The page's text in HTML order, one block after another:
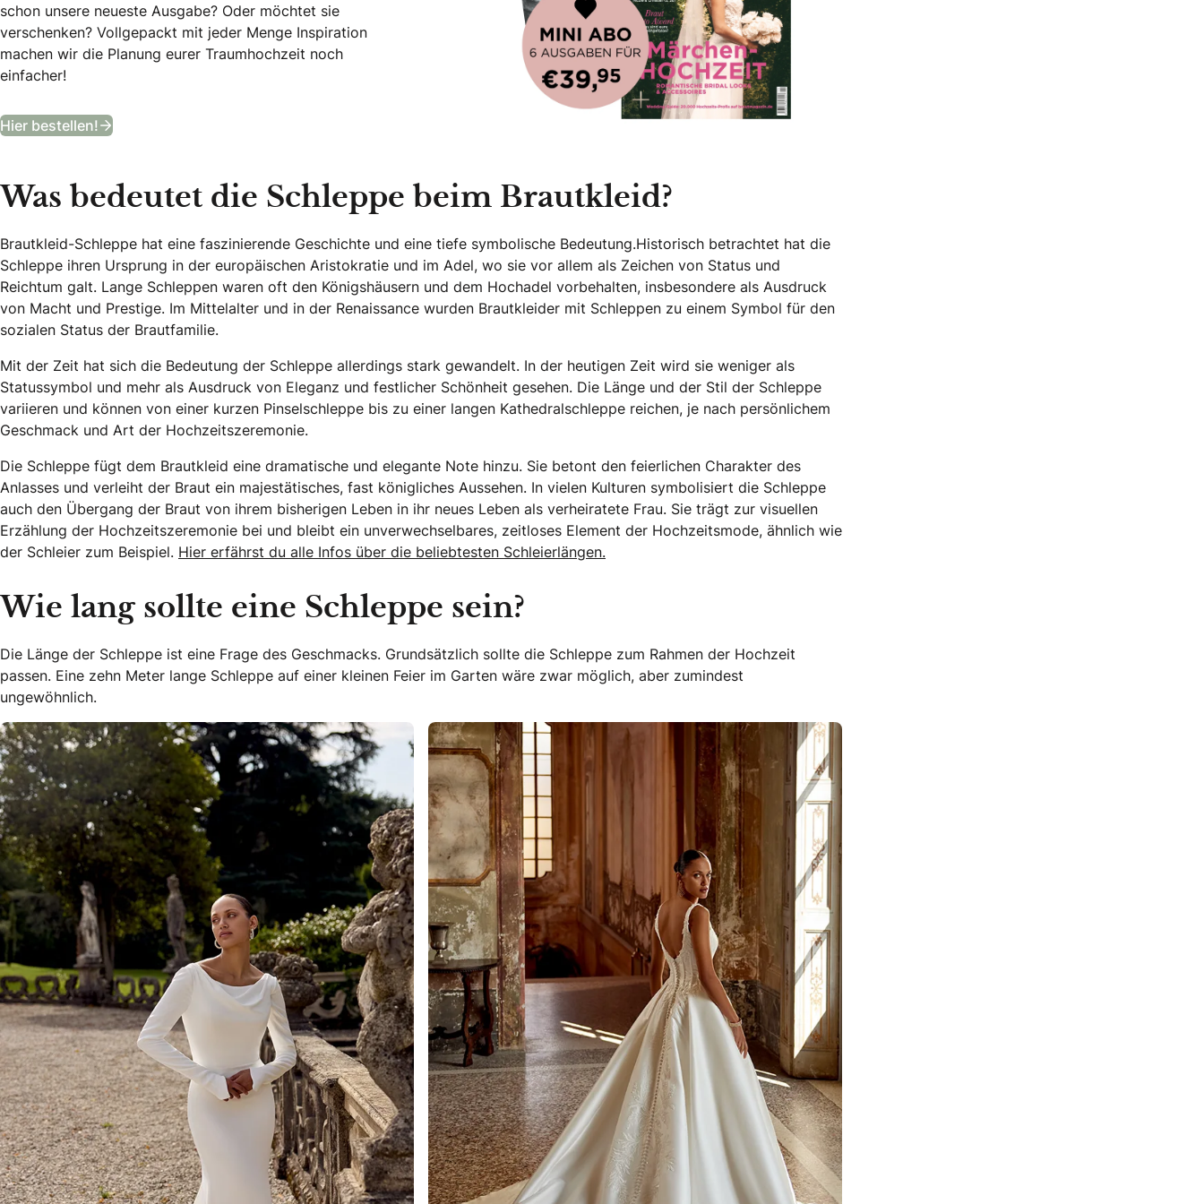
schon unsere neueste Ausgabe? Oder möchtet sie
verschenken? Vollgepackt mit jeder Menge Inspiration
machen wir die Planung eurer Traumhochzeit noch
einfacher!
Hier bestellen!
Was bedeutet die Schleppe beim Brautkleid?
Brautkleid-Schleppe hat eine faszinierende Geschichte und eine tiefe symbolische Bedeutung.Historisch betrachtet hat die
Schleppe ihren Ursprung in der europäischen Aristokratie und im Adel, wo sie vor allem als Zeichen von Status und
Reichtum galt. Lange Schleppen waren oft den Königshäusern und dem Hochadel vorbehalten, insbesondere als Ausdruck
von Macht und Prestige. Im Mittelalter und in der Renaissance wurden Brautkleider mit Schleppen zu einem Symbol für den
sozialen Status der Brautfamilie.
Mit der Zeit hat sich die Bedeutung der Schleppe allerdings stark gewandelt. In der heutigen Zeit wird sie weniger als
Statussymbol und mehr als Ausdruck von Eleganz und festlicher Schönheit gesehen. Die Länge und der Stil der Schleppe
variieren und können von einer kurzen Pinselschleppe bis zu einer langen Kathedralschleppe reichen, je nach persönlichem
Geschmack und Art der Hochzeitszeremonie.
Die Schleppe fügt dem Brautkleid eine dramatische und elegante Note hinzu. Sie betont den feierlichen Charakter des
Anlasses und verleiht der Braut ein majestätisches, fast königliches Aussehen. In vielen Kulturen symbolisiert die Schleppe
auch den Übergang der Braut von ihrem bisherigen Leben in ihr neues Leben als verheiratete Frau. Sie trägt zur visuellen
Erzählung der Hochzeitszeremonie bei und bleibt ein unverwechselbares, zeitloses Element der Hochzeitsmode, ähnlich wie
der Schleier zum Beispiel. Hier erfährst du alle Infos über die beliebtesten Schleierlängen.
Wie lang sollte eine Schleppe sein?
Die Länge der Schleppe ist eine Frage des Geschmacks. Grundsätzlich sollte die Schleppe zum Rahmen der Hochzeit
passen. Eine zehn Meter lange Schleppe auf einer kleinen Feier im Garten wäre zwar möglich, aber zumindest
ungewöhnlich.